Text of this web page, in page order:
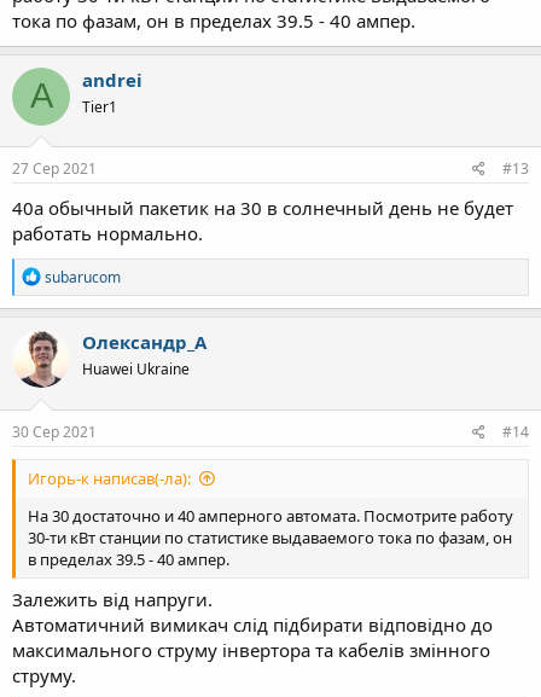
тока по фазам, он в пределах 39.5 - 40 ампер.
A andrei
Tier1
27 Сер 2021 #13
40а обычный пакетик на 30 в солнечный день не будет
работать нормально.
Р
е
а
к
ц
і
ї
:
subarucom
Олександр_А
Huawei Ukraine
30 Сер 2021 #14
Игорь-к написав(-ла):
На 30 достаточно и 40 амперного автомата. Посмотрите работу
30-ти кВт станции по статистике выдаваемого тока по фазам, он
в пределах 39.5 - 40 ампер.
Залежить від напруги.
Автоматичний вимикач слід підбирати відповідно до
максимального струму інвертора та кабелів змінного
струму.